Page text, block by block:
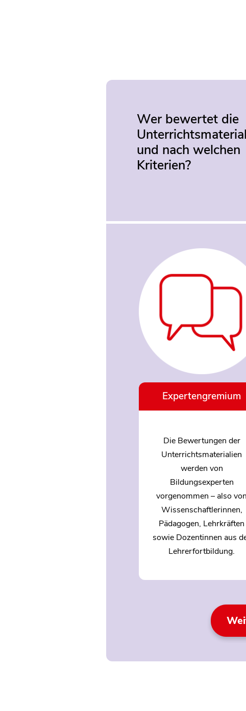
Wer bewertet die
und nach welchen
Kriterien?
Expertengremium
Die Bewertungen der
Unterrichtsmaterialien
werden von
Bildungsexperten
vorgenommen – also von
Wissenschaftlerinnen,
Pädagogen, Lehrkräften
sowie Dozentinnen aus
Lehrerfortbildung.